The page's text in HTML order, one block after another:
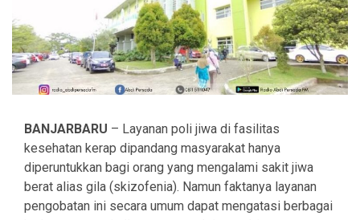
BANJARBARU – Layanan poli jiwa di fasilitas
kesehatan kerap dipandang masyarakat hanya
diperuntukkan bagi orang yang mengalami sakit jiwa
berat alias gila (skizofenia). Namun faktanya layanan
pengobatan ini secara umum dapat mengatasi berbagai